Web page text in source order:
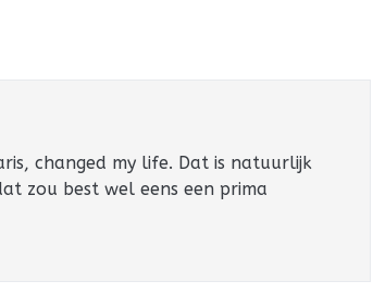
changed my life. Dat is natuurlijk
zou best wel eens een prima